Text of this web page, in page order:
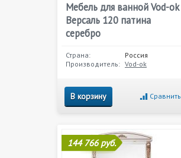
Мебель для ванной Vod-ok
Версаль 120 патина
серебро
Страна:
Россия
Производитель: Vod-ok
В корзину Сравнить
144 766 руб.